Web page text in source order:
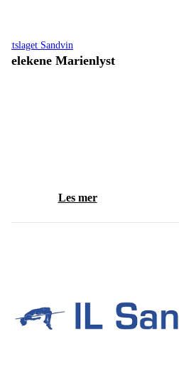
Sandvin
Marienlyst
Les mer